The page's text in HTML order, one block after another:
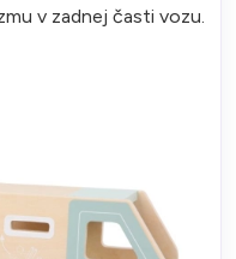
v zadnej časti vozu.